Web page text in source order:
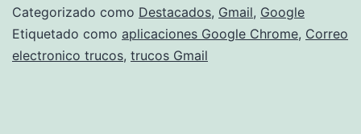
Categorizado como Destacados, Gmail, Google
Etiquetado como aplicaciones Google Chrome, Correo
electronico trucos, trucos Gmail